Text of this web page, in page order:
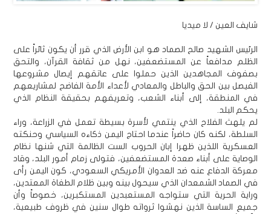
شايف العين / لا ميديا
الرئيس الشهيد صالح الصماد هو ابن الأرض الذي قرر أن يكون ثائراً على
الظلم مدافعاً عن المستضعفين، نهل من ثقافة القرآن، والتحق
بصفوف المجاهدين الذين حملوا على عاتقهم إيصال مشروعها
الفيصل بين الحق والباطل والمعادي لأعداء الأمة الفاضح لمشاريعهم
في المنطقة، إلى أبناء الشعب، وتعريفهم بحقيقة النظام الذي
يحكم البلد.
لم يلهث الفلاح الذي ينتمي لأسرة بسيطة تعمل في الزراعة، وراء
السلطة، لكنه كان حاضراً عندما احتاج اليمن ذكاءه السياسي وحنكته
العسكرية اللذين ظهرا إبان الحروب الست الظالمة التي شنها نظام
الوصاية على أبناء صعدة المستضعفين، فتولى زمام أمور البلد، وقاد
معركة الدفاع عنه ضد العدوان الأمريكي السعودي، كون اليمن رأى
في الصماد الشمعدان الذي سيحول بينه وبين ظلام الطغاة المعتدين،
وراية الحرية التي ستواجه المستعبدين المستكبرين، خصوصاً وأن
جميع الساسة الذين نهشوا ثرواته طوال سنين في ظروف طبيعية،